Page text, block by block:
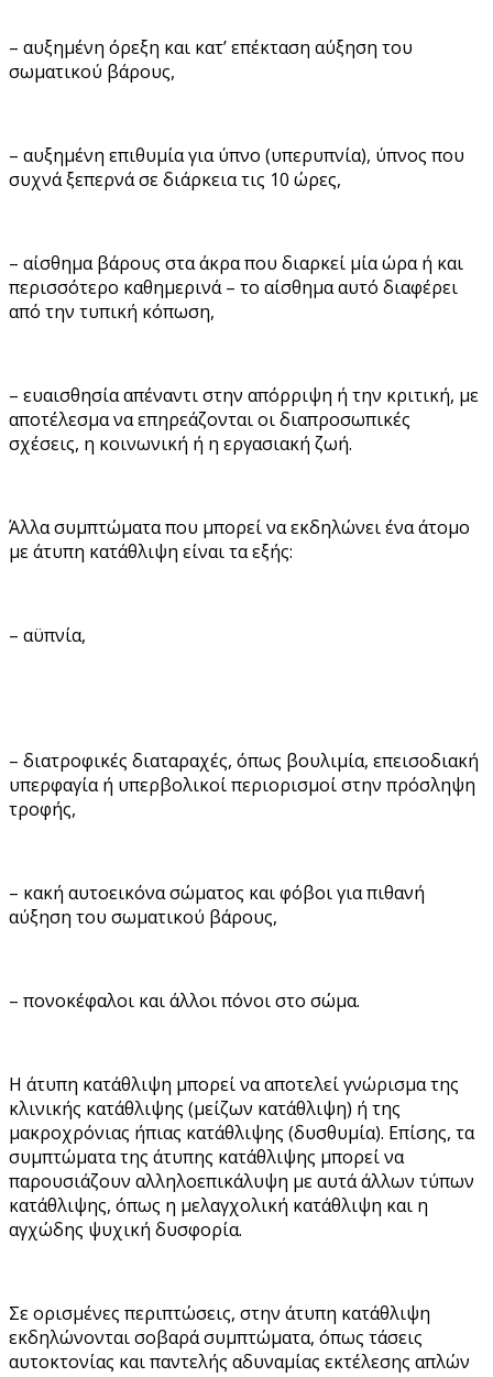
– αυξημένη όρεξη και κατ’ επέκταση αύξηση του
σωματικού βάρους,
– αυξημένη επιθυμία για ύπνο (υπερυπνία), ύπνος που
συχνά ξεπερνά σε διάρκεια τις 10 ώρες,
– αίσθημα βάρους στα άκρα που διαρκεί μία ώρα ή και
περισσότερο καθημερινά – το αίσθημα αυτό διαφέρει
από την τυπική κόπωση,
– ευαισθησία απέναντι στην απόρριψη ή την κριτική, με
αποτέλεσμα να επηρεάζονται οι διαπροσωπικές
σχέσεις, η κοινωνική ή η εργασιακή ζωή.
Άλλα συμπτώματα που μπορεί να εκδηλώνει ένα άτομο
με άτυπη κατάθλιψη είναι τα εξής:
– αϋπνία,
– διατροφικές διαταραχές, όπως βουλιμία, επεισοδιακή
υπερφαγία ή υπερβολικοί περιορισμοί στην πρόσληψη
τροφής,
– κακή αυτοεικόνα σώματος και φόβοι για πιθανή
αύξηση του σωματικού βάρους,
– πονοκέφαλοι και άλλοι πόνοι στο σώμα.
Η άτυπη κατάθλιψη μπορεί να αποτελεί γνώρισμα της
κλινικής κατάθλιψης (μείζων κατάθλιψη) ή της
μακροχρόνιας ήπιας κατάθλιψης (δυσθυμία). Επίσης, τα
συμπτώματα της άτυπης κατάθλιψης μπορεί να
παρουσιάζουν αλληλοεπικάλυψη με αυτά άλλων τύπων
κατάθλιψης, όπως η μελαγχολική κατάθλιψη και η
αγχώδης ψυχική δυσφορία.
Σε ορισμένες περιπτώσεις, στην άτυπη κατάθλιψη
εκδηλώνονται σοβαρά συμπτώματα, όπως τάσεις
αυτοκτονίας και παντελής αδυναμίας εκτέλεσης απλών